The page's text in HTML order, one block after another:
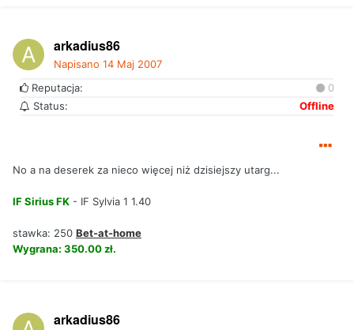
arkadius86
Napisano 14 Maj 2007
Reputacja:
0
Status:
Offline
No a na deserek za nieco więcej niż dzisiejszy utarg...
IF Sirius FK - IF Sylvia 1 1.40
stawka: 250 Bet-at-home
Wygrana: 350.00 zł.
arkadius86